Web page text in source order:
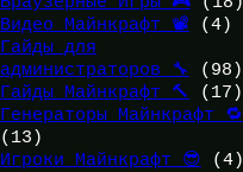
Видео Майнкрафт 📽️ (4)
Гайды для
администраторов 🔧
(98)
Гайды Майнкрафт 🔨
(17)
Генераторы Майнкрафт 🔁
(13)
Игроки Майнкрафт 😎 (4)